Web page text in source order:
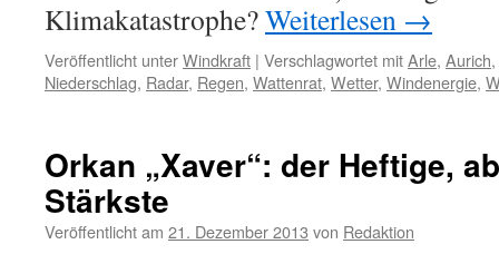
Klimakatastrophe?Weiterlesen →
Veröffentlicht unterWindkraft | Verschlagwortet mitArle, Aurich,
Niederschlag, Radar, Regen, Wattenrat, Wetter, Windenergie,
Orkan „Xaver“: der Heftige,
Stärkste
Veröffentlicht am 21. Dezember 2013 von Redaktion